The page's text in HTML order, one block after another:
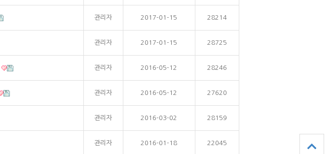
관리자 2017-01-15 28214
관리자 2017-01-15 28725
관리자 2016-05-12 28246
관리자 2016-05-12 27620
관리자 2016-03-02 28159
관리자 2016-01-18 22045